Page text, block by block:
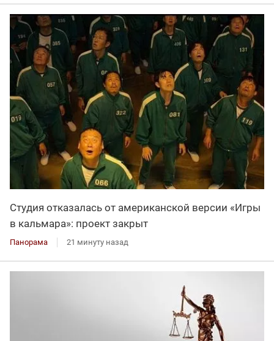
Студия отказалась от американской версии «Игры
в кальмара»: проект закрыт
Панорама 21 минуту назад